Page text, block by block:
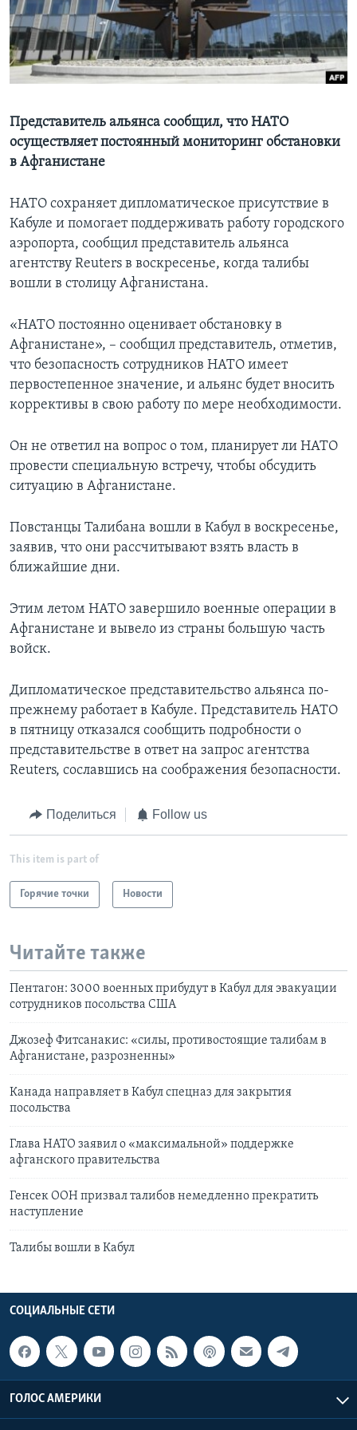
Learning English
СОЦИАЛЬНЫЕ СЕТИ
Языки
Представитель альянса сообщил, что НАТО
осуществляет постоянный мониторинг обстановки
в Афганистане
НАТО сохраняет дипломатическое присутствие в
Кабуле и помогает поддерживать работу городского
аэропорта, сообщил представитель альянса
агентству Reuters в воскресенье, когда талибы
вошли в столицу Афганистана.
«НАТО постоянно оценивает обстановку в
Афганистане», – сообщил представитель, отметив,
что безопасность сотрудников НАТО имеет
первостепенное значение, и альянс будет вносить
коррективы в свою работу по мере необходимости.
Он не ответил на вопрос о том, планирует ли НАТО
провести специальную встречу, чтобы обсудить
ситуацию в Афганистане.
Повстанцы Талибана вошли в Кабул в воскресенье,
заявив, что они рассчитывают взять власть в
ближайшие дни.
Этим летом НАТО завершило военные операции в
Афганистане и вывело из страны большую часть
войск.
Дипломатическое представительство альянса по-
прежнему работает в Кабуле. Представитель НАТО
в пятницу отказался сообщить подробности о
представительстве в ответ на запрос агентства
Reuters, сославшись на соображения безопасности.
Поделиться Follow us
This item is part of
Горячие точки Новости
Читайте также
Пентагон: 3000 военных прибудут в Кабул для эвакуации
сотрудников посольства США
Джозеф Фитсанакис: «силы, противостоящие талибам в
Афганистане, разрозненны»
Канада направляет в Кабул спецназ для закрытия
посольства
Глава НАТО заявил о «максимальной» поддержке
афганского правительства
Генсек ООН призвал талибов немедленно прекратить
наступление
Талибы вошли в Кабул
СОЦИАЛЬНЫЕ СЕТИ
ГОЛОС АМЕРИКИ